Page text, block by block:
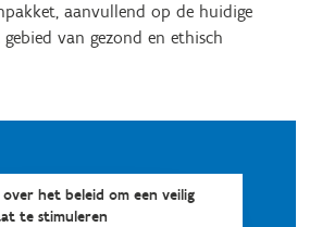
aanvullend op de huidige
van gezond en ethisch
over het beleid om een veilig
te stimuleren